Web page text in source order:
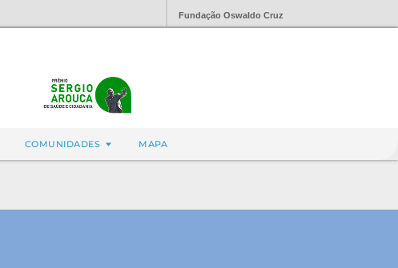
Fundação Oswaldo Cruz
COMUNIDADES MAPA